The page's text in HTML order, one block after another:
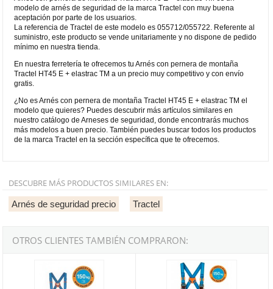
modelo de arnés de seguridad de la marca Tractel con muy buena
aceptación por parte de los usuarios.
La referencia de Tractel de este modelo es 055712/055722. Referente al
suministro, este producto se vende unitariamente y no dispone de pedido
mínimo en nuestra tienda.
En nuestra ferretería te ofrecemos tu Arnés con pernera de montaña
Tractel HT45 E + elastrac TM a un precio muy competitivo y con envío
gratis.
¿No es Arnés con pernera de montaña Tractel HT45 E + elastrac TM el
modelo que quieres? Puedes descubrir más artículos similares en
nuestro catálogo de Arneses de seguridad, donde encontrarás muchos
más modelos a buen precio. También puedes buscar todos los productos
de la marca Tractel en la sección específica que te ofrecemos.
DESCUBRE MÁS PRODUCTOS SIMILARES EN:
Arnés de seguridad precio Tractel
OTROS CLIENTES TAMBIÉN COMPRARON:
Arnés profesional con pernera de montaña Tractel HT44
Arnés profesional Tractel HT22